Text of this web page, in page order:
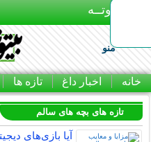
بـیتوتــه
منو
خانه اخبار داغ تازه ها
تازه های بچه های سالم
آیا بازی‌های